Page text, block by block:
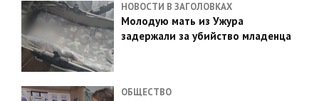
НОВОСТИ В ЗАГОЛОВКАХ
Молодую мать из Ужура
задержали за убийство младенца
ОБЩЕСТВО